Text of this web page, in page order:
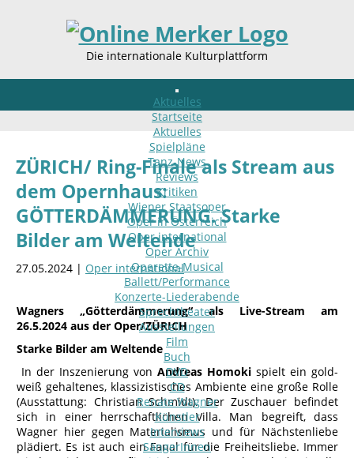
Die internationale Kulturplattform
Aktuelles
Startseite
Aktuelles
Spielpläne
Tanz-News
Reviews
Kritiken
Wiener Staatsoper
Oper in Österreich
Oper international
Oper Archiv
Operette-Musical
Ballett/Performance
Konzerte-Liederabende
Sprechtheater
Ausstellungen
Film
Buch
DVD
CD
Renate Wagner
Künstler
Interviews
SängerInnen
ZÜRICH/ Ring-Finale als Stream aus
dem Opernhaus:
GÖTTERDÄMMERUNG. Starke
Bilder am Weltende
27.05.2024 | Oper international
Wagners „Götterdämmerung“ als Live-Stream am
26.5.2024 aus der Oper/ZÜRICH
Starke Bilder am Weltende
In der Inszenierung von Andreas Homoki spielt ein gold-
weiß gehaltenes, klassizistisches Ambiente eine große Rolle
(Ausstattung: Christian Schmidt). Der Zuschauer befindet
sich in einer herrschaftlichen Villa. Man begreift, dass
Wagner hier gegen Materialismus und für Nächstenliebe
plädiert. Es ist auch ein Fanal für die Freiheitsliebe. Immer